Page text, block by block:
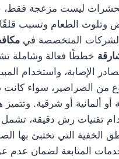
ليست مزعجة فقط،
وتلوث الطعام وتسبب
المتخصصة في
خططًا فعالة وشاملة
الإصابة، واستخدام
من الصراصير، سواء كانت
أو ألمانية أو شرقية.
تقنيات رش دقيقة،
الخفية التي تختبئ بها
المتابعة لضمان عدم